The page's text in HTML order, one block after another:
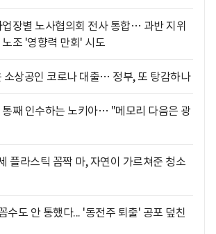
업장별 노사협의회 전사 통합… 과반 지위
조 '영향력 만회' 시도
소상공인 코로나 대출… 정부, 또 탕감하나
통째 인수하는 노키아… "메모리 다음은 광
플라스틱 꼼짝 마, 자연이 가르쳐준 청소
수도 안 통했다... '동전주 퇴출' 공포 덮친